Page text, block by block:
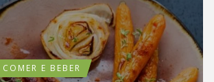
E BEBER